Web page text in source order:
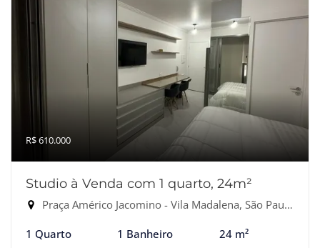
R$ 610.000
Studio à Venda com 1 quarto, 24m²
Praça Américo Jacomino - Vila Madalena, São Paulo-SP
1 Quarto 1 Banheiro 24 m²